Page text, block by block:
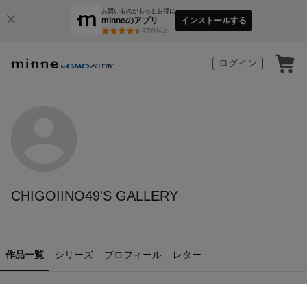
お買いものがもっとお得に
minneのアプリ
3万件以上
インストールする
ログイン
CHIGOIINO49'S GALLERY
作品一覧 シリーズ プロフィール レター